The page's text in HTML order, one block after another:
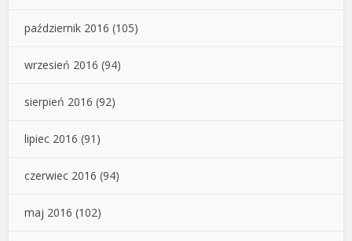
październik 2016 (105)
wrzesień 2016 (94)
sierpień 2016 (92)
lipiec 2016 (91)
czerwiec 2016 (94)
maj 2016 (102)